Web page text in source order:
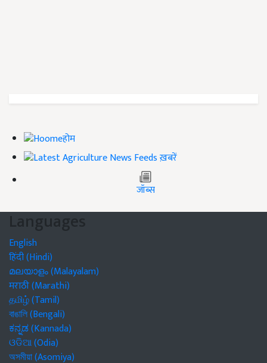
होम
ख़बरें
जॉब्स
Languages
English
हिंदी (Hindi)
മലയാളം (Malayalam)
मराठी (Marathi)
தமிழ் (Tamil)
বাঙালি (Bengali)
ಕನ್ನಡ (Kannada)
ଓଡିଆ (Odia)
অসমীয়া (Asomiya)